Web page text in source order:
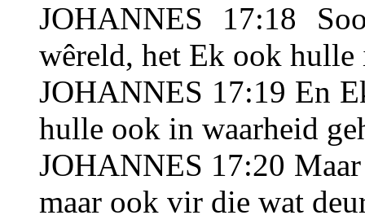
JOHANNES 17:18
wêreld, het Ek ook hulle
JOHANNES 17:19 En
hulle ook in waarheid
JOHANNES 17:20
maar ook vir die wat